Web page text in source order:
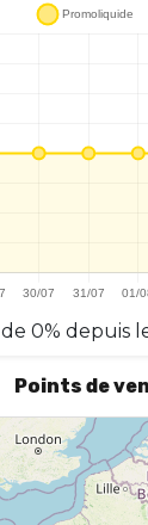
de 0% depuis
Points de